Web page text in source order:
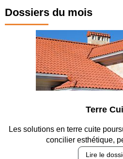
Dossiers du mois
Terre Cuite
Les solutions en terre cuite
concilier esthétique,
Lire le dossier